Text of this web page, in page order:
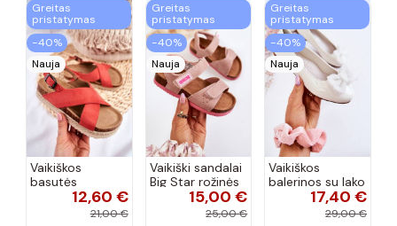
Greitas
pristatymas
−40%
Nauja
Vaikiškos
basutės
koralinės12,60 €
21,00 €
Greitas
pristatymas
−40%
Nauja
Vaikiški sandalai
Big Star rožinės
spalvos15,00 €
25,00 €
Greitas
pristatymas
−40%
Nauja
Vaikiškos
balerinos su lako
efektu ir
kaspinais baltos
17,40 €
29,00 €